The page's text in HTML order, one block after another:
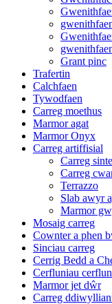
Grant pinc
Trafertin
Calchfaen
Tywodfaen
Carreg moethus
Marmor agat
Marmor Onyx
Carreg artiffisial
Carreg
Carreg
Terrazzo
Slab awyr
Marmor
Mosaig carreg
Cownter a phen
Sinciau carreg
Cerrig Bedd a
Cerfluniau
Marmor jet dŵr
Carreg